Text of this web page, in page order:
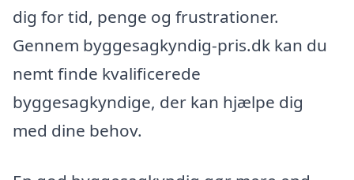
dig for tid, penge og frustrationer.
Gennem byggesagkyndig-pris.dk kan du
nemt finde kvalificerede
byggesagkyndige, der kan hjælpe dig
med dine behov.